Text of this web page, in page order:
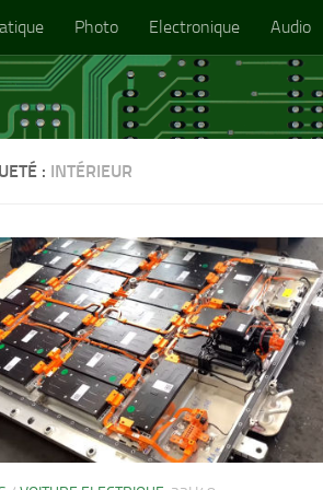
Photo Electronique Audio
: INTÉRIEUR